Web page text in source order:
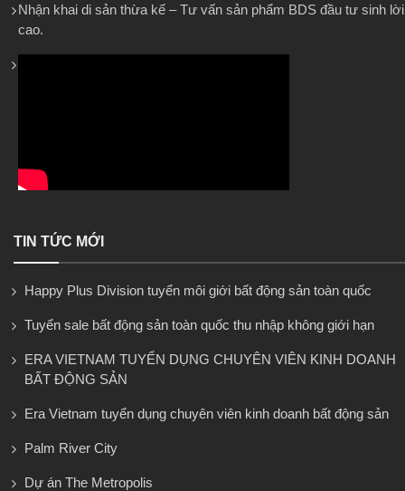
Nhận khai di sản thừa kế – Tư vấn sản phẩm BDS đầu tư sinh lời
cao.
TIN TỨC MỚI
Happy Plus Division tuyển môi giới bất động sản toàn quốc
Tuyển sale bất động sản toàn quốc thu nhập không giới hạn
ERA VIETNAM TUYỂN DỤNG CHUYÊN VIÊN KINH DOANH
BẤT ĐỘNG SẢN
Era Vietnam tuyển dụng chuyên viên kinh doanh bất động sản
Palm River City
Dự án The Metropolis